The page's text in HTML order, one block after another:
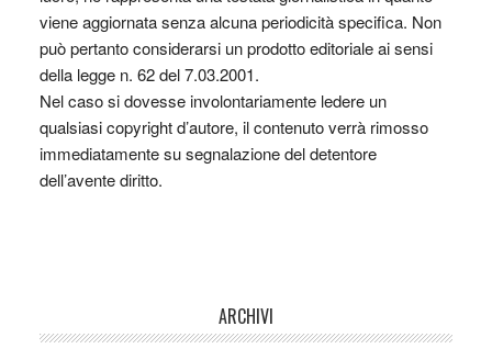
viene aggiornata senza alcuna periodicità specifica. Non
può pertanto considerarsi un prodotto editoriale ai sensi
della legge n. 62 del 7.03.2001.
Nel caso si dovesse involontariamente ledere un
qualsiasi copyright d’autore, il contenuto verrà rimosso
immediatamente su segnalazione del detentore
dell’avente diritto.
ARCHIVI